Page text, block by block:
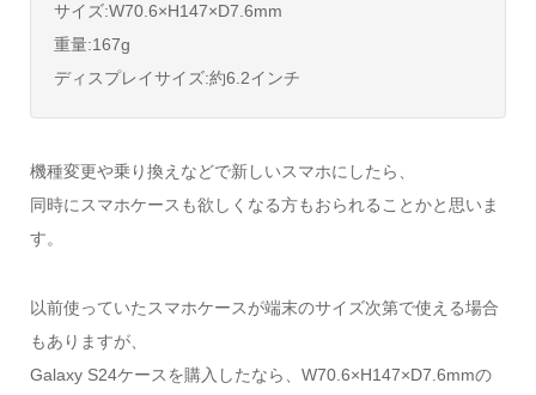
サイズ:W70.6×H147×D7.6mm
重量:167g
ディスプレイサイズ:約6.2インチ
機種変更や乗り換えなどで新しいスマホにしたら、
同時にスマホケースも欲しくなる方もおられることかと思いま
す。
以前使っていたスマホケースが端末のサイズ次第で使える場合
もありますが、
Galaxy S24ケースを購入したなら、W70.6×H147×D7.6mmの